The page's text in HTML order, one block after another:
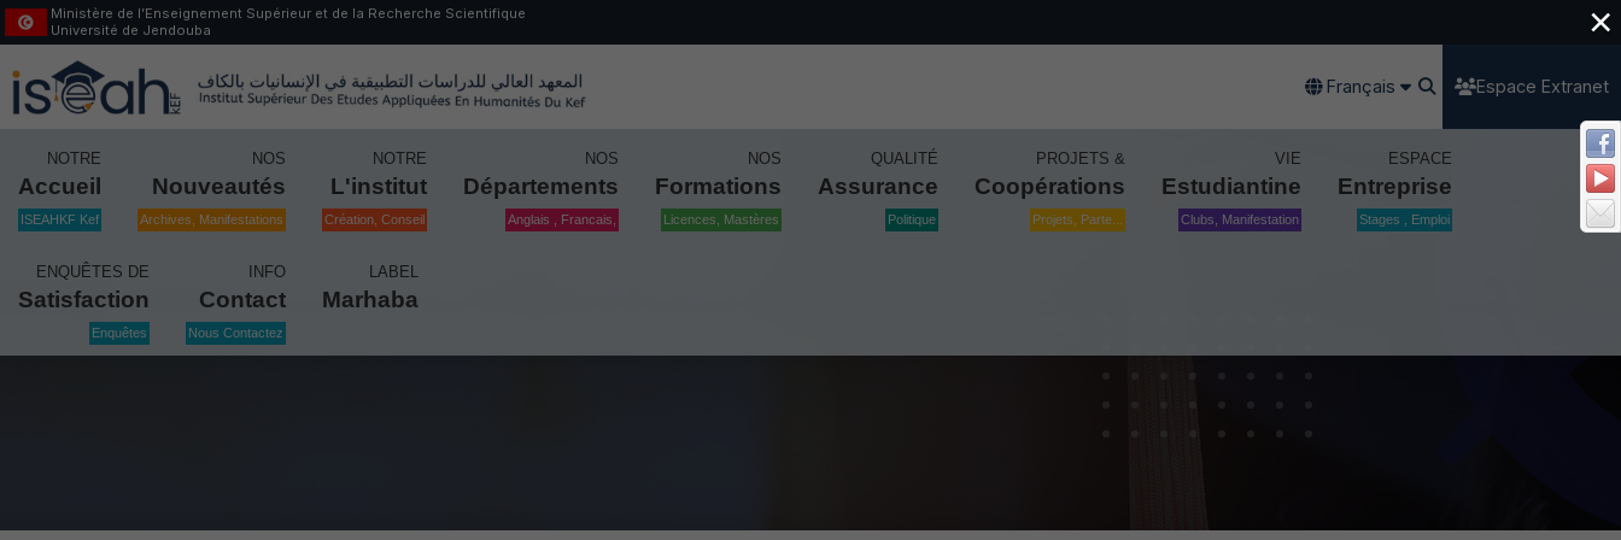
Ministère de l’Enseignement Supérieur et de la Recherche Scientifique
Université de Jendouba
Français Espace Extranet
NOTRE
Accueil
ISEAHKF Kef
NOS
Nouveautés
Archives, Manifestations
NOTRE
L'institut
Création, Conseil
NOS
Départements
Anglais , Francais,
NOS
Formations
Licences, Mastères
QUALITÉ
Assurance
Politique
PROJETS &
Coopérations
Projets, Parte...
VIE
Estudiantine
Clubs, Manifestation
ESPACE
Entreprise
Stages , Emploi
ENQUÊTES DE
Satisfaction
Enquêtes
INFO
Contact
Nous Contactez
LABEL
Marhaba
×